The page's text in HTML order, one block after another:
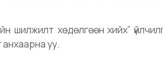
шилжилт хөдөлгөөн хийх”
уу.